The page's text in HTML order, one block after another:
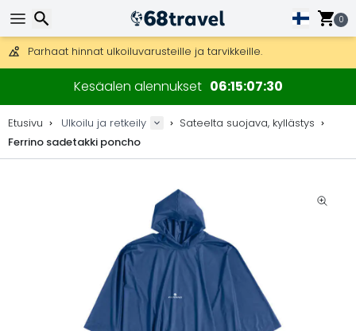
0
Mahdollisuus lähettää DHL Express -lähetyksenä (toimitus 24
30 päivää palautukseen, 90 päivää puukarttoihin ja koristeisiin.
Parhaat hinnat ulkoiluvarusteille ja tarvikkeille.
Kesäalen alennukset 06150730
Etusivu Ulkoilu ja retkeily
Sateelta suojava, kyllästys
Ferrino sadetakki poncho